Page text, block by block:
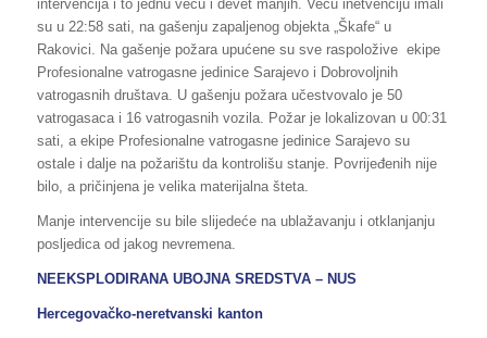
intervencija i to jednu veću i devet manjih. Veću inetvenciju imali
su u 22:58 sati, na gašenju zapaljenog objekta „Škafe“ u
Rakovici. Na gašenje požara upućene su sve raspoložive ekipe
Profesionalne vatrogasne jedinice Sarajevo i Dobrovoljnih
vatrogasnih društava. U gašenju požara učestvovalo je 50
vatrogasaca i 16 vatrogasnih vozila. Požar je lokalizovan u 00:31
sati, a ekipe Profesionalne vatrogasne jedinice Sarajevo su
ostale i dalje na požarištu da kontrolišu stanje. Povrijeđenih nije
bilo, a pričinjena je velika materijalna šteta.
Manje intervencije su bile slijedeće na ublažavanju i otklanjanju
posljedica od jakog nevremena.
NEEKSPLODIRANA UBOJNA SREDSTVA – NUS
Hercegovačko-neretvanski kanton